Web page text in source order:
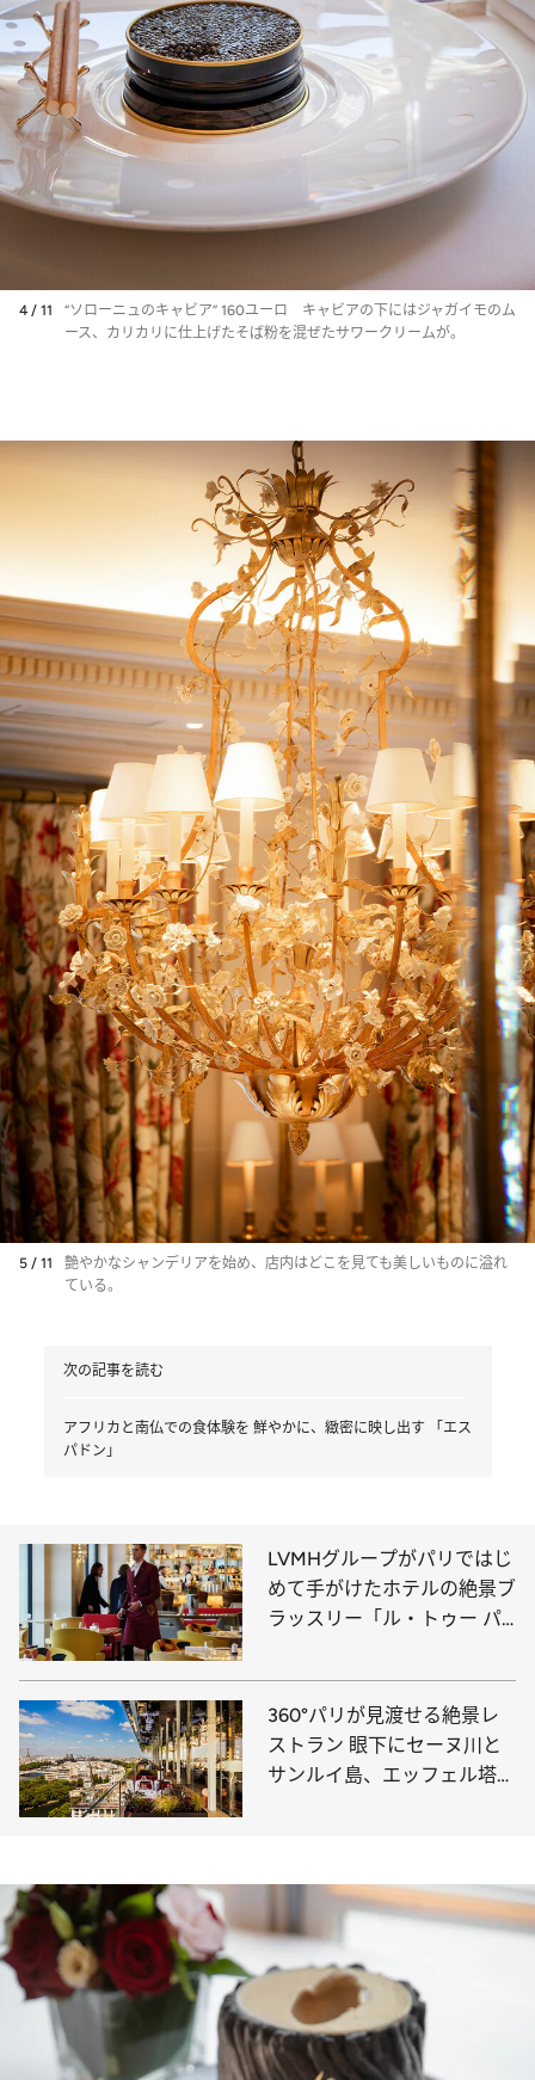
4 / 11
“ソローニュのキャビア” 160ユーロ キャビアの下にはジャガイモのム
ース、カリカリに仕上げたそば粉を混ぜたサワークリームが。
5 / 11
艶やかなシャンデリアを始め、店内はどこを見ても美しいものに溢れ
ている。
次の記事を読む
アフリカと南仏での食体験を 鮮やかに、緻密に映し出す 「エス
パドン」
LVMHグループがパリではじ
めて手がけたホテルの絶景ブ
ラッスリー「ル・トゥー パ
360°パリが見渡せる絶景レ
ストラン 眼下にセーヌ川と
サンルイ島、エッフェル塔や